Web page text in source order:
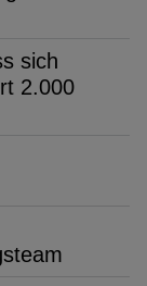
sich
2.000